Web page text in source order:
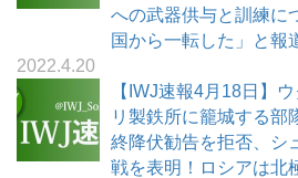
への武器供与と訓練に
国から一転した」と報
2022.4.20
【IWJ速報4月18日】
リ製鉄所に籠城する部
終降伏勧告を拒否、シ
戦を表明！ロシアは北